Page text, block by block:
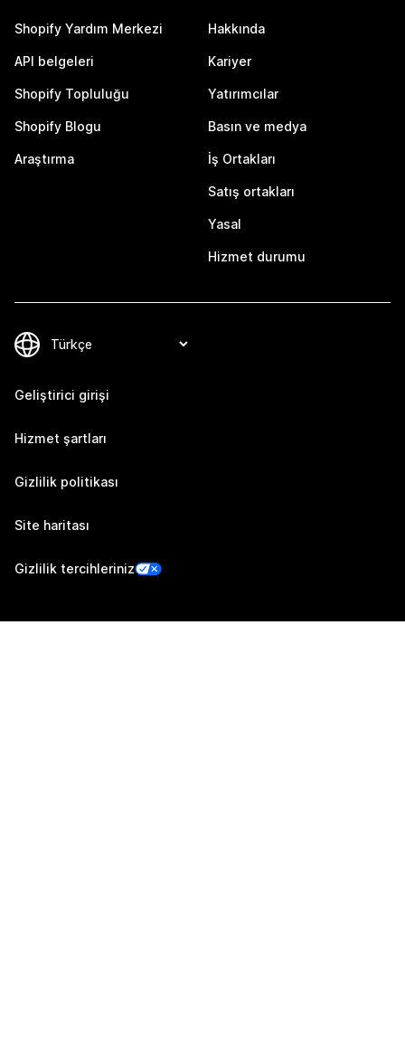
Shopify Yardım Merkezi
API belgeleri
Shopify Topluluğu
Shopify Blogu
Araştırma
Hakkında
Kariyer
Yatırımcılar
Basın ve medya
İş Ortakları
Satış ortakları
Yasal
Hizmet durumu
Geliştirici girişi
Hizmet şartları
Gizlilik politikası
Site haritası
Gizlilik tercihleriniz